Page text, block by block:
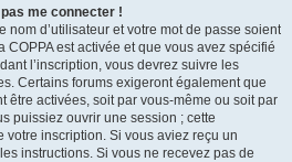
me connecter !
nom d’utilisateur et votre mot de passe soient
est activée et que vous avez spécifié
l’inscription, vous devrez suivre les
Certains forums exigeront également que
être activées, soit par vous-même ou soit par
puissiez ouvrir une session ; cette
votre inscription. Si vous aviez reçu un
instructions. Si vous ne recevez pas de